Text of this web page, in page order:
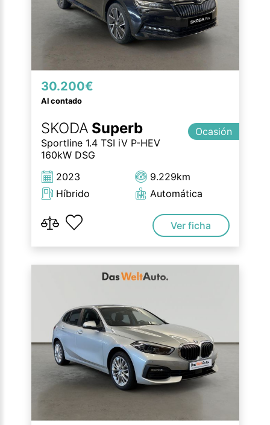
30.200€
Al contado
SKODA Superb
Sportline 1.4 TSI iV P-HEV
160kW DSG
Ocasión
2023
Híbrido
9.229km
Automática
Ver ficha